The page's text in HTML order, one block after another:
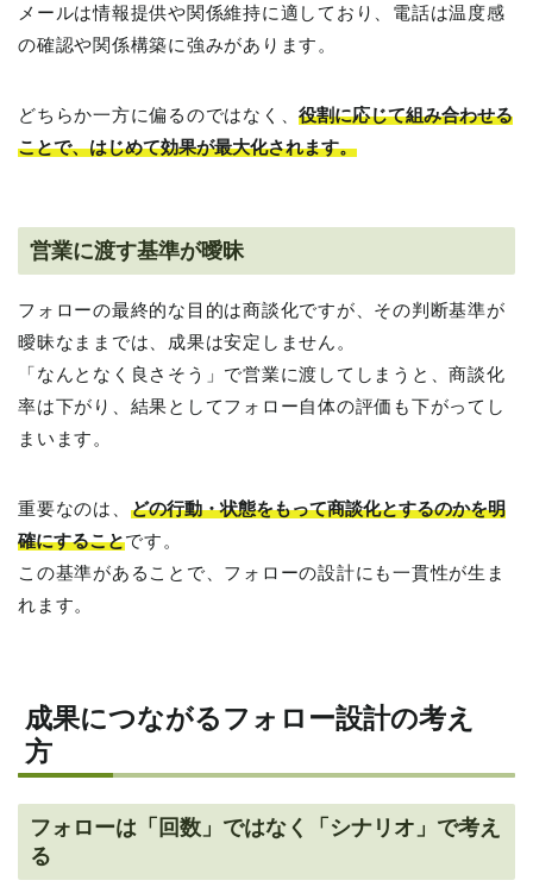
メールは情報提供や関係維持に適しており、電話は温度感
の確認や関係構築に強みがあります。
どちらか一方に偏るのではなく、役割に応じて組み合わせる
ことで、はじめて効果が最大化されます。
営業に渡す基準が曖昧
フォローの最終的な目的は商談化ですが、その判断基準が
曖昧なままでは、成果は安定しません。
「なんとなく良さそう」で営業に渡してしまうと、商談化
率は下がり、結果としてフォロー自体の評価も下がってし
まいます。
重要なのは、 どの行動・状態をもって商談化とするのかを明
確にすることです。
この基準があることで、フォローの設計にも一貫性が生ま
れます。
成果につながるフォロー設計の考え
方
フォローは「回数」ではなく「シナリオ」で考え
る